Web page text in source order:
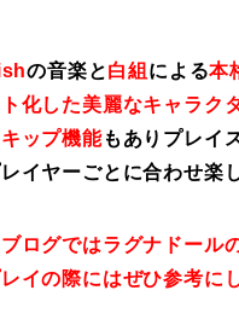
の音楽と白組 による本
ト化した美麗なキャラク
ップ機能もありプレイ
イヤーごとに合わせ楽
ログではラグナドール
イの際にはぜひ参考に